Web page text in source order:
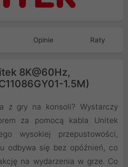
Opinie Raty
8K@60Hz,
1.5M)
z gry na konsoli? Wystarczy
za pomocą kabla Unitek
wysokiej przepustowości,
odbywa się bez opóźnień, co
na wydarzenia w grze. Co